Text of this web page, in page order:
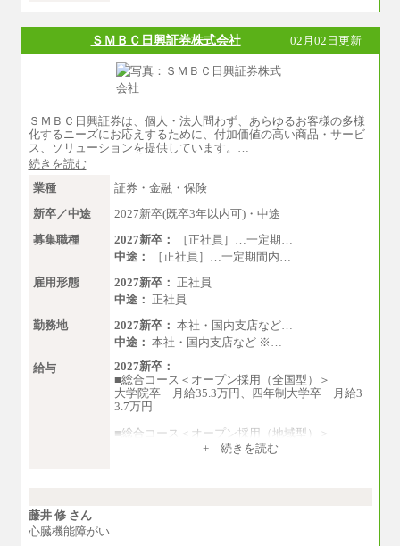
ＳＭＢＣ日興証券株式会社 02月02日更新
ＳＭＢＣ日興証券は、個人・法人問わず、あらゆるお客様の多様
化するニーズにお応えするために、付加価値の高い商品・サービ
ス、ソリューションを提供しています。…
続きを読む
業種
証券・金融・保険
新卒／中途
2027新卒(既卒3年以内可)・中途
募集職種
2027新卒：
［正社員］…一定期…
中途：
［正社員］…一定期間内…
雇用形態
2027新卒： 正社員
中途： 正社員
勤務地
2027新卒： 本社・国内支店など…
中途： 本社・国内支店など ※…
給与
2027新卒：
■総合コース＜オープン採用（全国型）＞
大学院卒 月給35.3万円、四年制大学卒 月給3
3.7万円
■総合コース＜オープン採用（地域型）＞
大学院卒 月給33.3万円、四年制大学卒 月給3
+ 続きを読む
藤井 修 さん
心臓機能障がい